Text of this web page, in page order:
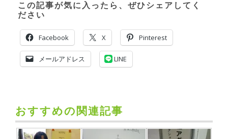
この記事が気に入ったら、ぜひシェアしてく
ださい
Facebook X Pinterest
メールアドレス LINE
おすすめの関連記事